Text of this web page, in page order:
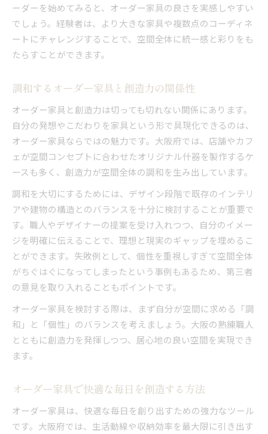
ーダーを始めてみると、オーダー家具の良さを実感しやすい
でしょう。経験者は、より大きな家具や複数点のコーディネ
ートにチャレンジすることで、空間全体に統一感と彩りをも
たらすことができます。
調和するオーダー家具と創造力の関係性
オーダー家具と創造力は切っても切れない関係にあります。
自分の発想やこだわりを家具という形で具現化できるのは、
オーダー家具ならではの魅力です。大阪府では、店舗やカフ
ェが空間コンセプトに合わせたオリジナル什器を製作するケ
ースも多く、創造力が空間全体の調和を生み出しています。
調和を大切にするためには、デザイン段階で既存のインテリ
アや建物の構造とのバランスを十分に検討することが重要で
す。職人やデザイナーの提案を受け入れつつ、自分のイメー
ジを明確に伝えることで、理想と現実のギャップを埋めるこ
とができます。失敗例として、個性を重視しすぎて空間全体
がちぐはぐになってしまったという事例もあるため、第三者
の意見を取り入れることもポイントです。
オーダー家具を検討する際は、まず自分が空間に求める「調
和」と「個性」のバランスを考えましょう。大阪の熟練職人
とともに創造力を発揮しつつ、居心地の良い空間を実現でき
ます。
オーダー家具で快適な毎日を創造する方法
オーダー家具は、快適な毎日を創り出すための強力なツール
です。大阪府では、生活動線や収納効率を最大限に引き出す